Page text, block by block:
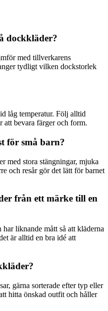
dockkläder?
med tillverkarens
tydligt vilken dockstorlek
låg temperatur. Följ alltid
bevara färger och form.
för små barn?
med stora stängningar, mjuka
och resår gör det lätt för barnet
från ett märke till en
liknande mått så att kläderna
är alltid en bra idé att
gärna sorterade efter typ eller
hitta önskad outfit och håller